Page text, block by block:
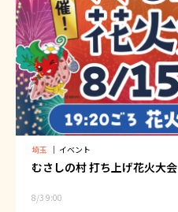
埼玉 ｜ イベント
むさしの村 打ち上げ花火大会
8/3 9:00